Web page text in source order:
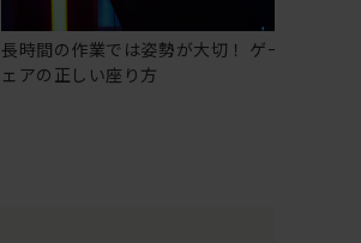
長時間の作業では姿勢が大切！ ゲーミングチ
ェアの正しい座り方